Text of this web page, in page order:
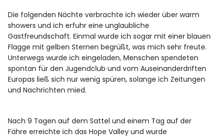
Die folgenden Nächte verbrachte ich wieder über warm
showers und ich erfuhr eine unglaubliche
Gastfreundschaft. Einmal wurde ich sogar mit einer blauen
Flagge mit gelben Sternen begrüßt, was mich sehr freute.
Unterwegs wurde ich eingeladen, Menschen spendeten
spontan für den Jugendclub und vom Auseinanderdriften
Europas ließ sich nur wenig spüren, solange ich Zeitungen
und Nachrichten mied.
Nach 9 Tagen auf dem Sattel und einem Tag auf der
Fähre erreichte ich das Hope Valley und wurde